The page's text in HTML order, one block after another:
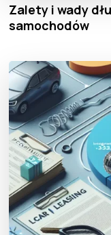
Zalety i wady
samochodów